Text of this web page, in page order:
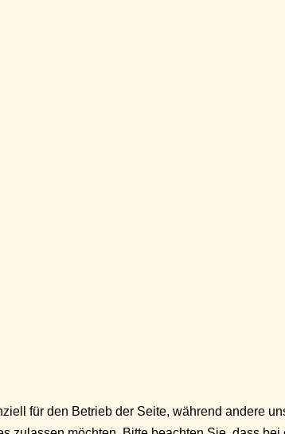
für den Betrieb der Seite, während andere